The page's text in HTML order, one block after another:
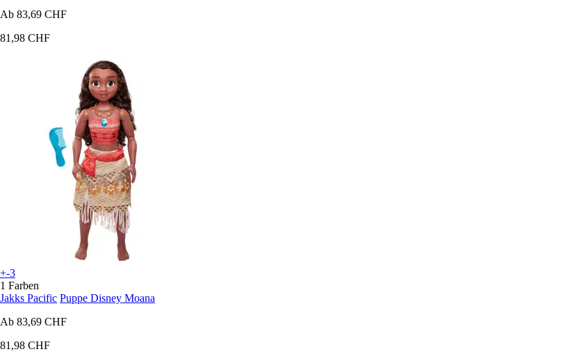
Ab 83,69 CHF
81,98 CHF
+-3
1 Farben
Jakks Pacific Puppe Disney Moana
Ab 83,69 CHF
81,98 CHF